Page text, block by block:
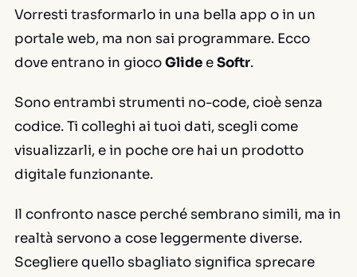
Vorresti trasformarlo in una bella app o in un
portale web, ma non sai programmare. Ecco
dove entrano in giocoGlideeSoftr.
Sono entrambi strumenti no-code, cioè senza
codice. Ti colleghi ai tuoi dati, scegli come
visualizzarli, e in poche ore hai un prodotto
digitale funzionante.
Il confronto nasce perché sembrano simili, ma in
realtà servono a cose leggermente diverse.
Scegliere quello sbagliato significa sprecare